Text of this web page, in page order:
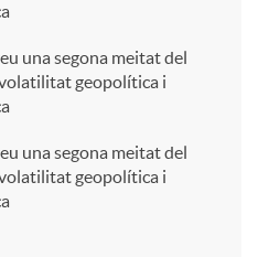
una segona meitat del
geopolítica i
una segona meitat del
geopolítica i